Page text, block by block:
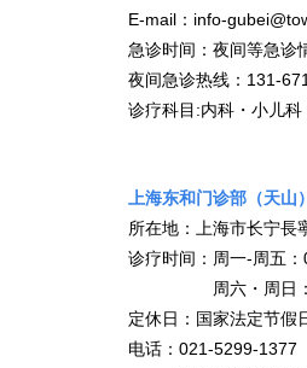
E-mail： info-
急诊时间：夜间等急诊
夜间急诊热线：131-
诊疗科目:内科・小儿
上海东和门诊部（天山
所在地：
上海市长宁
诊疗时间： 周一-周五
周六・周日
定休日： 国家法定节假
电话： 021-5299-1377